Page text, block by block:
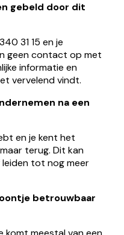
gebeld door dit
31 15 en je
geen contact op met
informatie en
vervelend vindt.
na een
en je kent het
terug. Dit kan
tot nog meer
betrouwbaar